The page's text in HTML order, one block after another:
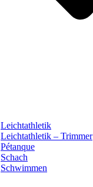
Leichtathletik
Leichtathletik – Trimmer
Pétanque
Schach
Schwimmen